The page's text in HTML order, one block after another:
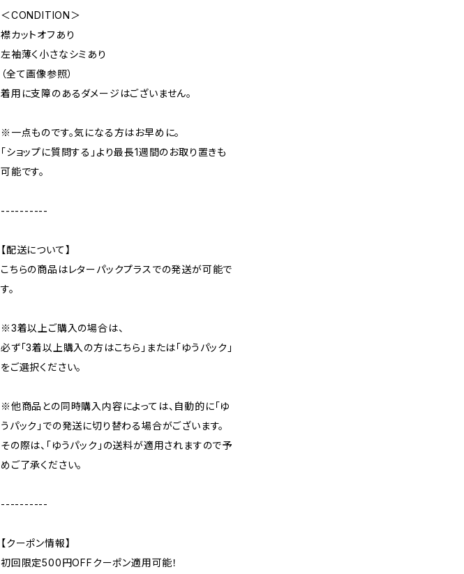
＜CONDITION＞
襟カットオフあり
左袖薄く小さなシミあり
（全て画像参照）
着用に支障のあるダメージはございません。
※一点ものです。気になる方はお早めに。
「ショップに質問する」より最長1週間のお取り置きも
可能です。
----------
【配送について】
こちらの商品はレターパックプラスでの発送が可能で
す。
※3着以上ご購入の場合は、
必ず「3着以上購入の方はこちら」または「ゆうパック」
をご選択ください。
※他商品との同時購入内容によっては、自動的に「ゆ
うパック」での発送に切り替わる場合がございます。
その際は、「ゆうパック」の送料が適用されますので予
めご了承ください。
----------
【クーポン情報】
初回限定500円OFFクーポン適用可能！